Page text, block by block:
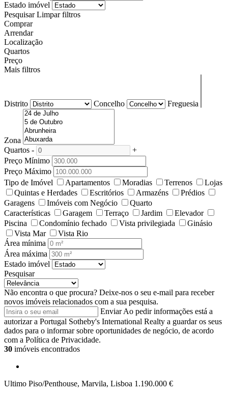
Estado imóvel
Pesquisar Limpar filtros
Comprar
Arrendar
Localização
Quartos
Preço
Mais filtros
Distrito Concelho Freguesia
Zona
Quartos -
+
Preço Mínimo
Preço Máximo
Tipo de Imóvel
Apartamentos Moradias Terrenos
Lojas
Quintas e Herdades
Escritórios Armazéns
Prédios
Garagens
Imóveis com Negócio
Quarto
Características
Garagem Terraço Jardim
Elevador
Piscina
Condomínio fechado Vista privilegiada
Ginásio
Vista Mar
Vista Rio
Área mínima
Área máxima
Estado imóvel
Pesquisar
Não encontra o que procura? Deixe-nos o seu e-mail para receber
novos imóveis relacionados com a sua pesquisa.
Enviar Ao pedir informações está a
autorizar a Portugal Sotheby's International Realty a guardar os seus
dados para o informar sobre oportunidades de negócio, de acordo
com a Política de Privacidade.
30 imóveis encontrados
Ultimo Piso/Penthouse, Marvila, Lisboa 1.190.000 €